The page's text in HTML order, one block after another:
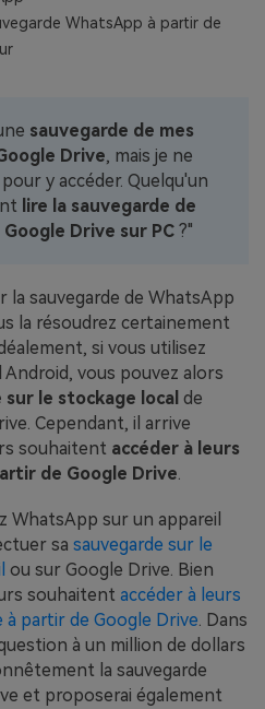
WhatsApp à partir de
sauvegarde de mes
Drive, mais je ne
y accéder. Quelqu'un
lire la sauvegarde de
Drive sur PC ?"
la sauvegarde de WhatsApp
la résoudrez certainement
si vous utilisez
vous pouvez alors
le stockage local de
Cependant, il arrive
souhaitent accéder à leurs
de Google Drive.
WhatsApp sur un appareil
sa sauvegarde sur le
ou sur Google Drive. Bien
souhaitent accéder à leurs
à partir de Google Drive. Dans
à un million de dollars
la sauvegarde
et proposerai également